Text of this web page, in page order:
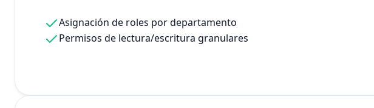
Asignación de roles por departamento
Permisos de lectura/escritura granulares